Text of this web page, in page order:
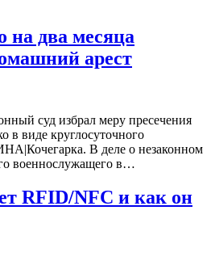
два месяца
арест
суд избрал меру пресечения
виде круглосуточного
В деле о незаконном
военнослужащего в…
RFID/NFC и как он